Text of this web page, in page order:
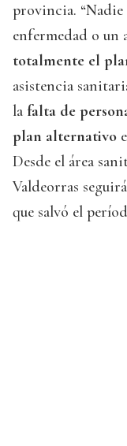
provincia.
enfermedad o un
totalmente el
asistencia
la falta de
plan alternativo
Desde el área
Valdeorras
que salvó el